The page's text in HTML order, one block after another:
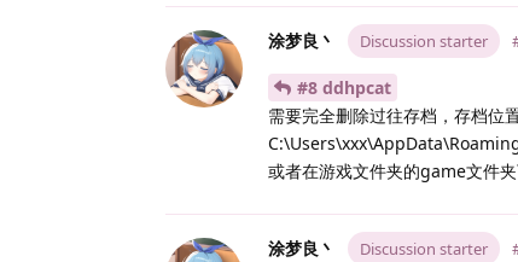
涂梦良丶 Discussion starter
#8 ddhpcat
需要完全删除过往存档，存档位
或者在游戏文件夹的game文件
涂梦良丶 Discussion starter